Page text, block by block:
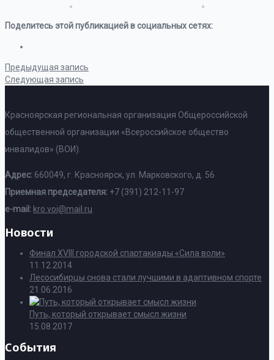
Поделитесь этой публикацией в социальных сетях:
Предыдущая запись
Следующая запись
Красноярская региональная организация Общероссийской
общественной организации «Всероссийское общество
инвалидов» (ВОИ).
Адрес: 660049, г. Красноярск, ул. Марковского, д. 56
Приемная председателя: +7 (391) 212-11-97
e-mail: kro.voi@mail.ru
Новости
Финал XVIII городской спартакиады «Сила воли»
11.12.2014
Лесосибирцы снова стали лучшими в адаптивном спорте
21.06.2016
Путь, который открывает смысл жизни
15.08.2017
События